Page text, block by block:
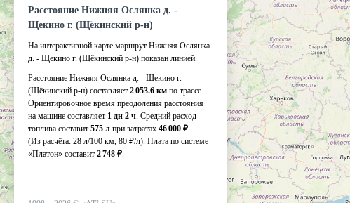
Расстояние Нижняя Ослянка д. -
Щекино г. (Щёкинский р-н)
На интерактивной карте маршрут Нижняя Ослянка
д. - Щекино г. (Щёкинский р-н) показан линией.
Расстояние Нижняя Ослянка д. - Щекино г.
(Щёкинский р-н) составляет 2 053.6 км по трассе.
Ориентировочное время преодоления расстояния
на машине составляет 1 дн 2 ч. Средний расход
топлива составит 575 л при затратах 46 000 ₽
(Из расчёта: 28 л/100 км, 80 ₽/л). Плата по системе
«Платон» составит 2 748 ₽.